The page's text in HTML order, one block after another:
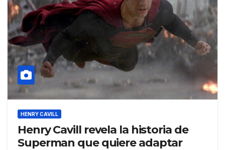
HENRY CAVILL
Henry Cavill revela la historia de
Superman que quiere adaptar